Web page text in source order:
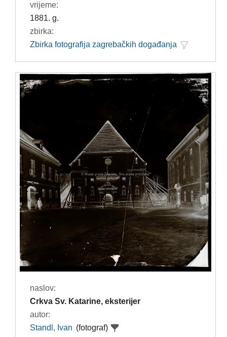
vrijeme:
1881. g.
zbirka:
Zbirka fotografija zagrebačkih događanja
naslov:
Crkva Sv. Katarine, eksterijer
autor:
Standl, Ivan (fotograf)